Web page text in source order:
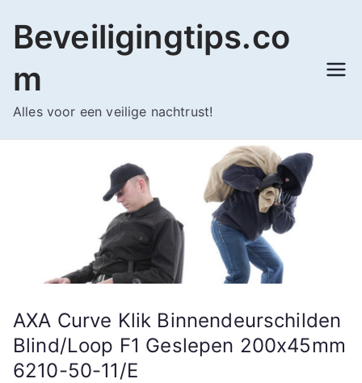
naar
inhoud
Beveiligingtips.co
m
Alles voor een veilige nachtrust!
AXA Curve Klik Binnendeurschilden
Blind/Loop F1 Geslepen 200x45mm
6210-50-11/E